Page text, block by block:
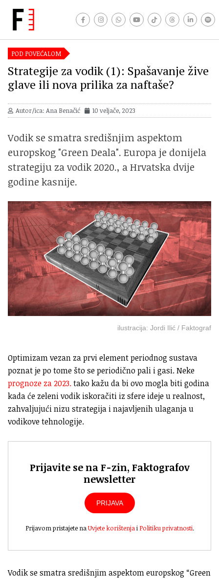
POD POVEĆALOM
Strategije za vodik (1): Spašavanje žive
glave ili nova prilika za naftaše?
Autor/ica: Ana Benačić 10 veljače, 2023
Vodik se smatra središnjim aspektom
europskog "Green Deala". Europa je donijela
strategiju za vodik 2020., a Hrvatska dvije
godine kasnije.
ilustracija: Jordi Ilić / Faktograf
Optimizam vezan za prvi element periodnog sustava
poznat je po tome što se periodično pali i gasi. Neke
prognoze za 2023.tako kažu da bi ovo mogla biti godina
kada će zeleni vodik iskoračiti iz sfere ideje u realnost,
zahvaljujući nizu strategija i najavljenih ulaganja u
vodikove tehnologije.
Prijavite se na F-zin, Faktografov
newsletter
PRIJAVA
Prijavom pristajete naUvjete korištenjai Politiku privatnosti.
Vodik se smatra središnjim aspektom europskog “Green